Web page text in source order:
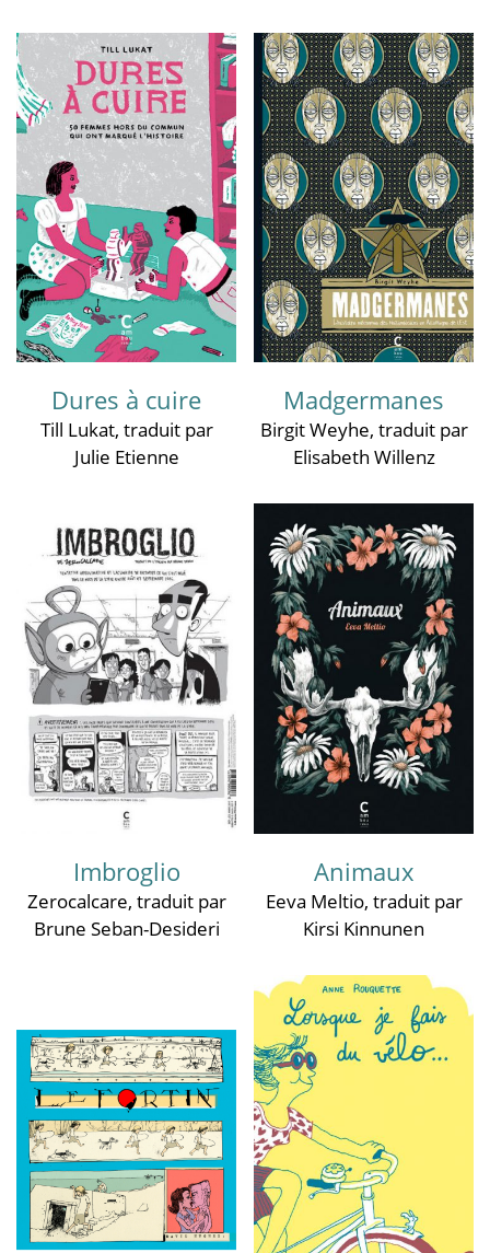
Dures à cuire
Till Lukat, traduit par
Julie Etienne
Madgermanes
Birgit Weyhe, traduit par
Elisabeth Willenz
Imbroglio
Zerocalcare, traduit par
Brune Seban-Desideri
Animaux
Eeva Meltio, traduit par
Kirsi Kinnunen